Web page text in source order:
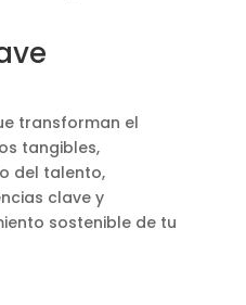
transforman el
tangibles,
del talento,
clave y
sostenible de tu